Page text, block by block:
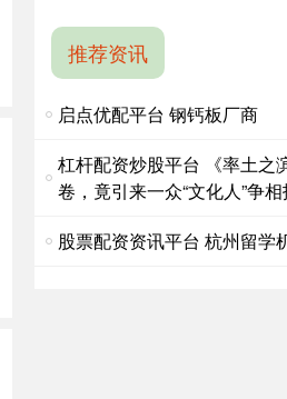
推荐资讯
启点优配平台 钢钙板厂商
杠杆配资炒股平台 《率土之
卷，竟引来一众“文化人”争相
股票配资资讯平台 杭州留学